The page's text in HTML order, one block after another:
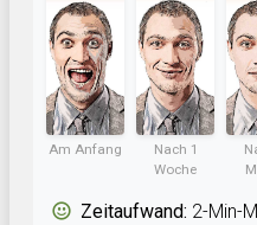
Am Anfang
Nach 1
Woche
Zeitaufwand: 2-Min-